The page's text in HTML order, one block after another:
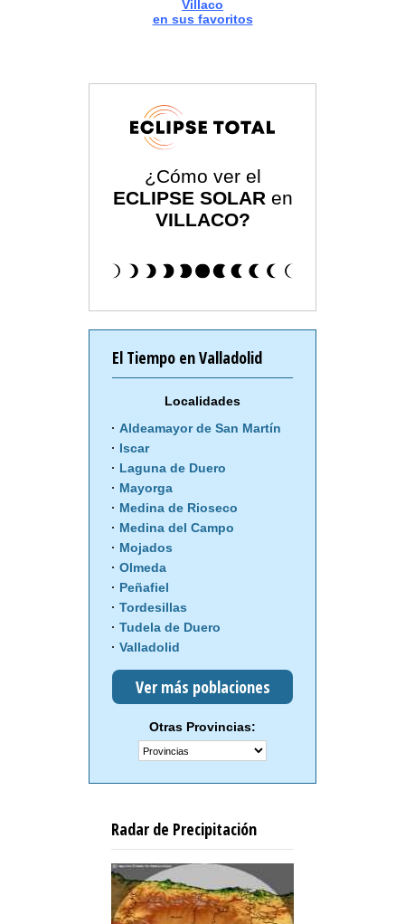
Villaco
en sus favoritos
¿Cómo ver el
ECLIPSE SOLAR en
VILLACO?
El Tiempo en Valladolid
Localidades
Aldeamayor de San Martín
Iscar
Laguna de Duero
Mayorga
Medina de Rioseco
Medina del Campo
Mojados
Olmeda
Peñafiel
Tordesillas
Tudela de Duero
Valladolid
Ver más poblaciones
Otras Provincias:
Radar de Precipitación